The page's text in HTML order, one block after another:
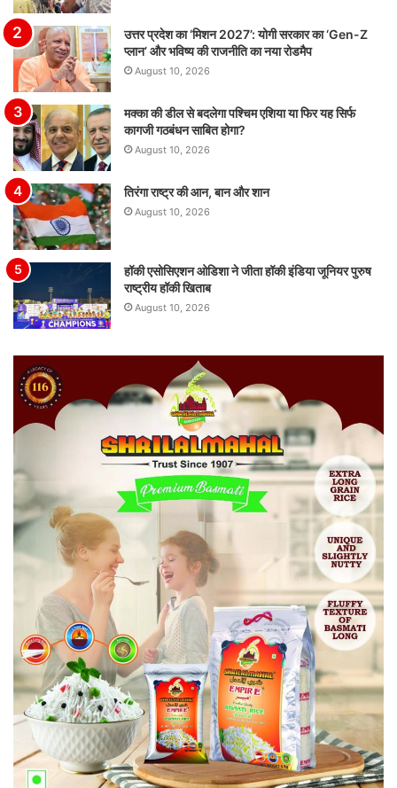
उत्तर प्रदेश का ‘मिशन 2027’: योगी सरकार का ‘Gen-Z
प्लान’ और भविष्य की राजनीति का नया रोडमैप
August 10, 2026
मक्का की डील से बदलेगा पश्चिम एशिया या फिर यह सिर्फ
कागजी गठबंधन साबित होगा?
August 10, 2026
तिरंगा राष्ट्र की आन, बान और शान
August 10, 2026
हॉकी एसोसिएशन ओडिशा ने जीता हॉकी इंडिया जूनियर पुरुष
राष्ट्रीय हॉकी खिताब
August 10, 2026